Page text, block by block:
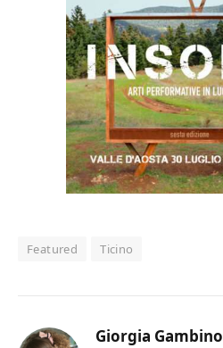
Featured Ticino
Giorgia Gambino